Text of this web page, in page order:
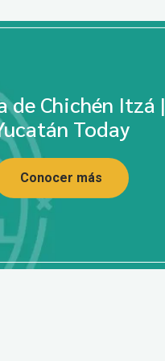
de Chichén Itzá |
Today
Conocer más